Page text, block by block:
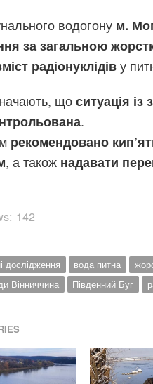
водогону м.
за загальною
радіонуклідіву
щоситуація
.
рекомендовано
, а також надавати
142
дослідження вода питна
Вінниччина
Південний Буг